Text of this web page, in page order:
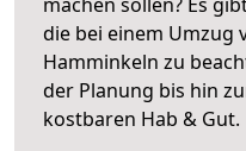
die bei einem Umzug
Hamminkeln zu
der Planung bis hin
kostbaren Hab & Gut.